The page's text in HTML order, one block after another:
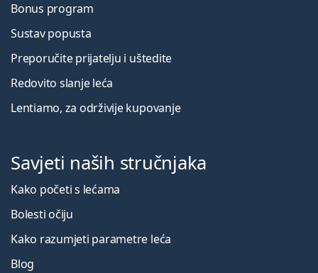
Bonus program
Sustav popusta
Preporučite prijatelju i uštedite
Redovito slanje leća
Lentiamo, za održivije kupovanje
Savjeti naših stručnjaka
Kako početi s lećama
Bolesti očiju
Kako razumjeti parametre leća
Blog